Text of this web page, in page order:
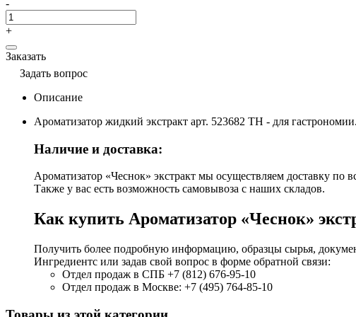
-
+
Заказать
Задать вопрос
Описание
Ароматизатор жидкий экстракт арт. 523682 ТН - для гастрономии.
Наличие и доставка:
Ароматизатор «Чеснок» экстракт мы осуществляем доставку по
Также у вас есть возможность самовывоза с наших складов.
Как купить Ароматизатор «Чеснок»
Получить более подробную информацию, образцы сырья,
Ингредиентс или задав свой вопрос в форме обратной связи:
Отдел продаж в СПБ +7 (812) 676-95-10
Отдел продаж в Москве: +7 (495) 764-85-10